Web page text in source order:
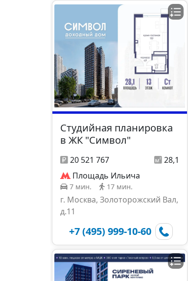
Студийная планировка
в ЖК "Символ"
20 521 767
28,1
Площадь Ильича
7 мин. 17 мин.
г. Москва, Золоторожский Вал,
д.11
+7 (495) 999-10-60